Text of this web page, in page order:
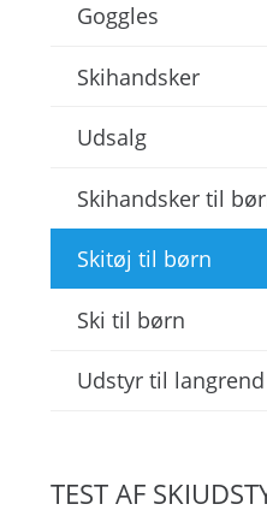
Goggles
Skihandsker
Udsalg
Skihandsker til
Skitøj til børn
Ski til børn
Udstyr til langrend
TEST AF
TEST: LENZ